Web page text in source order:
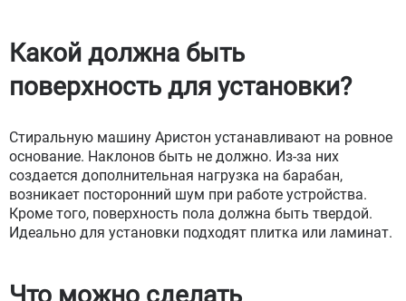
Какой должна быть
поверхность для установки?
Стиральную машину Аристон устанавливают на ровное
основание. Наклонов быть не должно. Из-за них
создается дополнительная нагрузка на барабан,
возникает посторонний шум при работе устройства.
Кроме того, поверхность пола должна быть твердой.
Идеально для установки подходят плитка или ламинат.
Что можно сделать